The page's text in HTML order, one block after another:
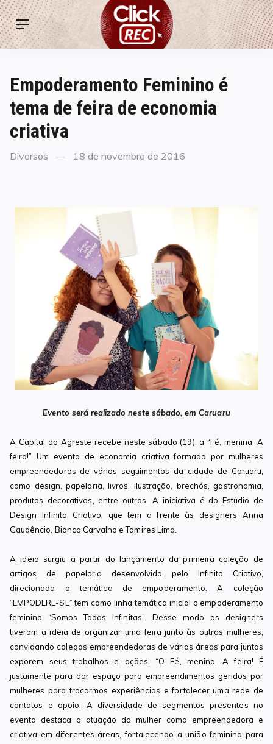
Skip
to
content
ClickREC
Menu
Empoderamento Feminino é
tema de feira de economia
criativa
Categories
Diversos
Posted
18 de novembro de 2016
Evento será realizado neste sábado, em Caruaru
A Capital do Agreste recebe neste sábado (19), a “Fé, menina. A
feira!” Um evento de economia criativa formado por mulheres
empreendedoras de vários seguimentos da cidade de Caruaru,
como design, papelaria, livros, ilustração, brechós, gastronomia,
produtos decorativos, entre outros. A iniciativa é do Estúdio de
Design Infinito Criativo, que tem a frente às designers Anna
Gaudêncio, Bianca Carvalho e Tamires Lima.
A ideia surgiu a partir do lançamento da primeira coleção de
artigos de papelaria desenvolvida pelo Infinito Criativo,
direcionada a temática de empoderamento. A coleção
“EMPODERE-SE” tem como linha temática inicial o empoderamento
feminino “Somos Todas Infinitas”. Desse modo as designers
tiveram a ideia de organizar uma feira junto às outras mulheres,
convidando colegas empreendedoras de várias áreas para juntas
exporem seus trabalhos e ações. “O Fé, menina. A feira! É
justamente para dar espaço para empreendimentos geridos por
mulheres para trocarmos experiências e fortalecer uma rede de
contatos e apoio. A diversidade de segmentos presentes no
evento destaca a atuação da mulher como empreendedora e
criativa em diferentes áreas, fortalecendo a união feminina para